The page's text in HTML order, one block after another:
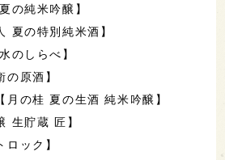
の純米吟醸】
夏の特別純米酒】
のしらべ】
の原酒】
月の桂 夏の生酒 純米吟醸】
生貯蔵 匠】
ロック】